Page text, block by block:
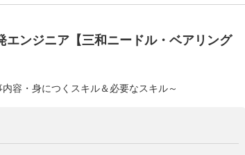
エンジニア【三和ニードル・ベアリング
容・身につくスキル＆必要なスキル～